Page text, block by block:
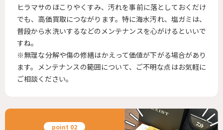
ヒラマサのほこりやくすみ、汚れを事前に落としておくだけ
でも、高価買取につながります。特に海水汚れ、塩ガミは、
普段から水洗いするなどのメンテナンスを心がけるといいで
すね。
※無理な分解や傷の修繕はかえって価値が下がる場合があり
ます。メンテナンスの範囲について、ご不明な点はお気軽に
ご相談ください。